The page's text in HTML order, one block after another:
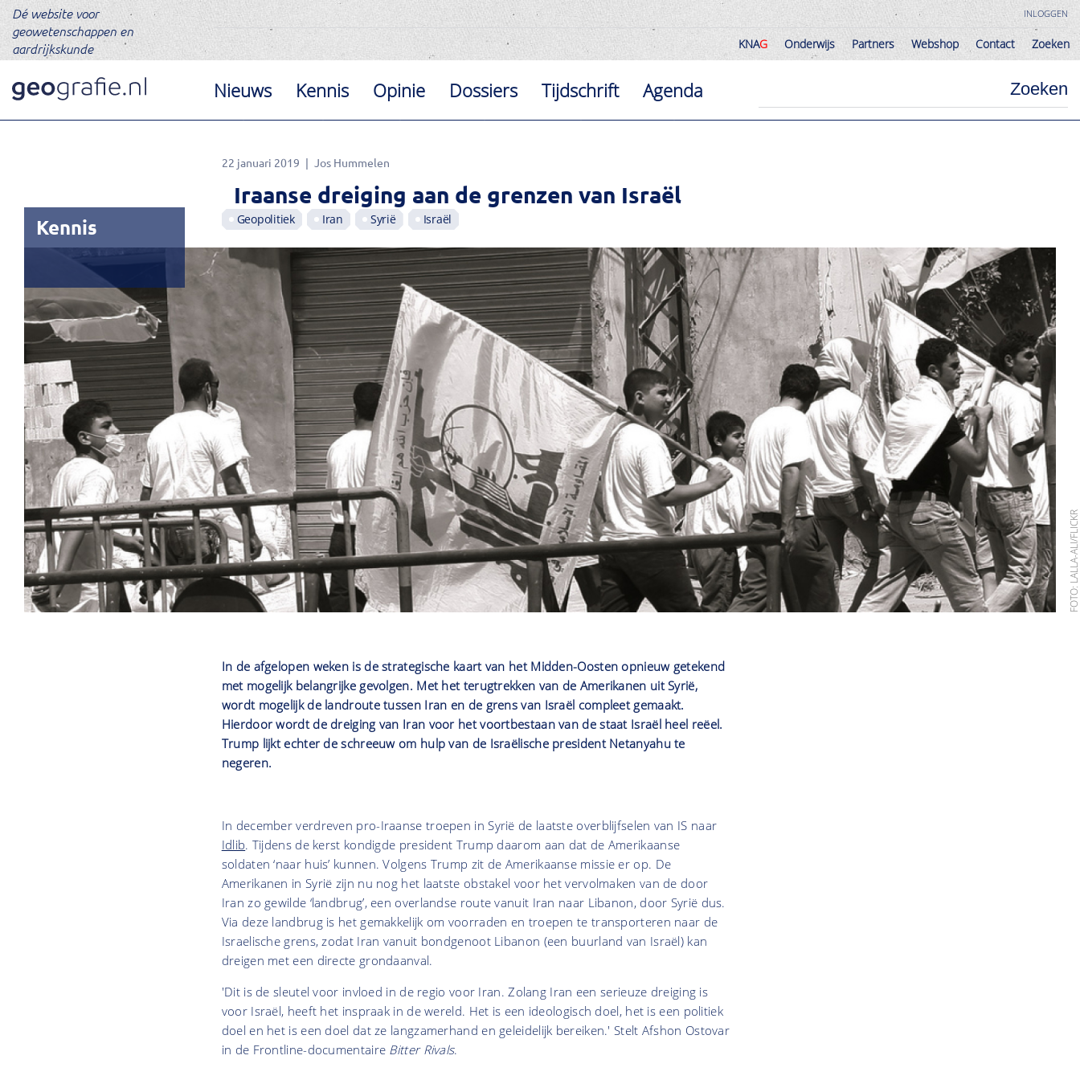
Dé website voor
geowetenschappen en
aardrijkskunde
INLOGGEN
KNAG Onderwijs Partners Webshop Contact Zoeken
Nieuws Kennis Opinie Dossiers Tijdschrift Agenda
22 januari 2019 Jos Hummelen
Iraanse dreiging aan de grenzen van Israël
Geopolitiek Iran Syrië Israël
Kennis
FOTO: LALLA-ALI/FLICKR
In de afgelopen weken is de strategische kaart van het Midden-Oosten opnieuw getekend
met mogelijk belangrijke gevolgen. Met het terugtrekken van de Amerikanen uit Syrië,
wordt mogelijk de landroute tussen Iran en de grens van Israël compleet gemaakt.
Hierdoor wordt de dreiging van Iran voor het voortbestaan van de staat Israël heel reëel.
Trump lijkt echter de schreeuw om hulp van de Israëlische president Netanyahu te
negeren.
In december verdreven pro-Iraanse troepen in Syrië de laatste overblijfselen van IS naar
Idlib. Tijdens de kerst kondigde president Trump daarom aan dat de Amerikaanse
soldaten ‘naar huis’ kunnen. Volgens Trump zit de Amerikaanse missie er op. De
Amerikanen in Syrië zijn nu nog het laatste obstakel voor het vervolmaken van de door
Iran zo gewilde ‘landbrug’, een overlandse route vanuit Iran naar Libanon, door Syrië dus.
Via deze landbrug is het gemakkelijk om voorraden en troepen te transporteren naar de
Israelische grens, zodat Iran vanuit bondgenoot Libanon (een buurland van Israël) kan
dreigen met een directe grondaanval.
'Dit is de sleutel voor invloed in de regio voor Iran. Zolang Iran een serieuze dreiging is
voor Israël, heeft het inspraak in de wereld. Het is een ideologisch doel, het is een politiek
doel en het is een doel dat ze langzamerhand en geleidelijk bereiken.' Stelt Afshon Ostovar
in de Frontline-documentaire Bitter Rivals.